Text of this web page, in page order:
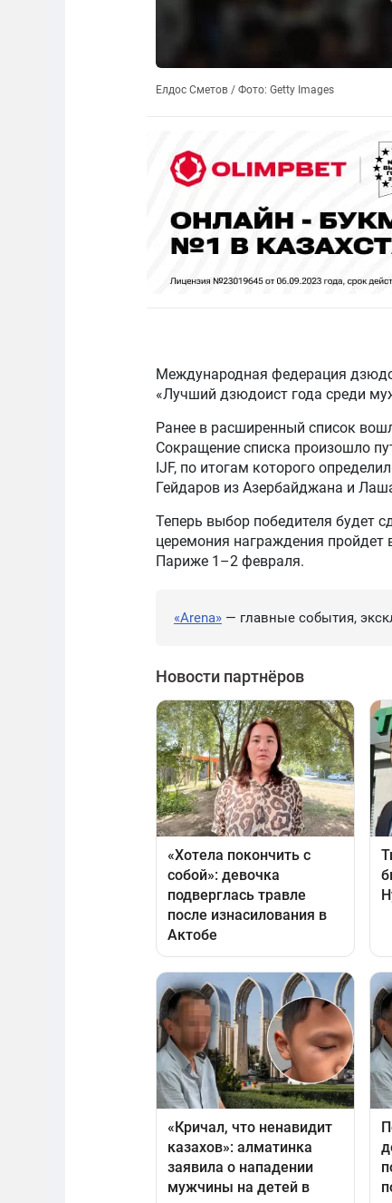
Елдос Сметов / Фото: Getty Images
Международная федерация
«Лучший дзюдоист года среди
Ранее в расширенный список
Сокращение списка произошло
IJF, по итогам которого
Гейдаров из Азербайджана и
Теперь выбор победителя будет
церемония награждения пройдет
Париже 1–2 февраля.
«Arena» — главные события,